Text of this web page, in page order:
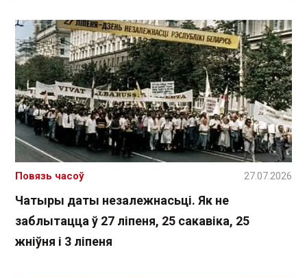
Чатыры даты незалежнасьці. Як не
заблытацца ў 27 ліпеня, 25 сакавіка, 25
жніўня і 3 ліпеня
Повязь часоў 27.07.2026